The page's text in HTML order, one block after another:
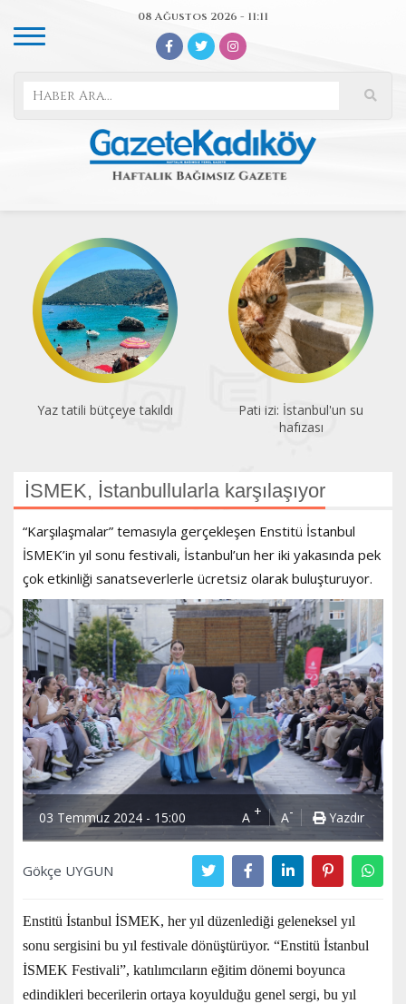
08 Ağustos 2026 - 11:11
Pati izi: İstanbul'un su
Bir gezginin gözünden
Kadıköy
İSMEK, İstanbullularla karşılaşıyor
“Karşılaşmalar” temasıyla gerçekleşen Enstitü İstanbul
İSMEK’in yıl sonu festivali, İstanbul’un her iki yakasında pek
çok etkinliği sanatseverlerle ücretsiz olarak buluşturuyor.
03 Temmuz 2024 - 15:00 A + A- Yazdır
Gökçe UYGUN
Enstitü İstanbul İSMEK, her yıl düzenlediği geleneksel yıl
sonu sergisini bu yıl festivale dönüştürüyor. “Enstitü İstanbul
İSMEK Festivali”, katılımcıların eğitim dönemi boyunca
edindikleri becerilerin ortaya koyulduğu genel sergi, bu yıl